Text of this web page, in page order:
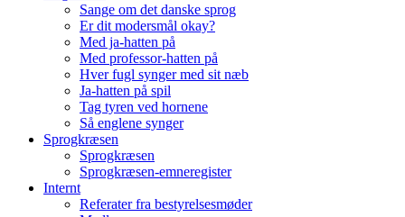
Sange om det danske sprog
Er dit modersmål okay?
Med ja-hatten på
Med professor-hatten på
Hver fugl synger med sit næb
Ja-hatten på spil
Tag tyren ved hornene
Så englene synger
Sprogkræsen
Sprogkræsen
Sprogkræsen-emneregister
Internt
Referater fra bestyrelsesmøder